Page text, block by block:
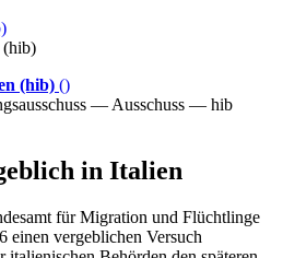
(hib)
(hib) ()
— Ausschuss — hib
in Italien
für Migration und Flüchtlinge
einen vergeblichen Versuch